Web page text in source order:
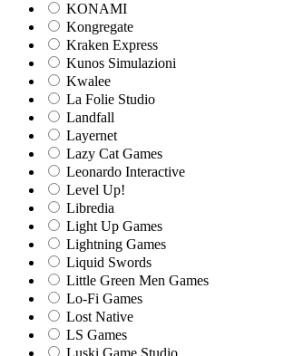
KONAMI
Kongregate
Kraken Express
Kunos Simulazioni
Kwalee
La Folie Studio
Landfall
Layernet
Lazy Cat Games
Leonardo Interactive
Level Up!
Libredia
Light Up Games
Lightning Games
Liquid Swords
Little Green Men Games
Lo-Fi Games
Lost Native
LS Games